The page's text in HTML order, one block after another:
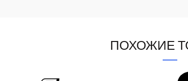
ПОХОЖИЕ